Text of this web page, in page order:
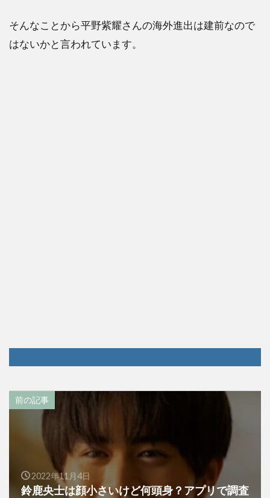
そんなことから平野紫耀さんの海外進出は建前なので
はないかと言われています。
前の記事
2022年11月4日
鈴鹿央士は顔小さいけど何頭身？アプリで調査